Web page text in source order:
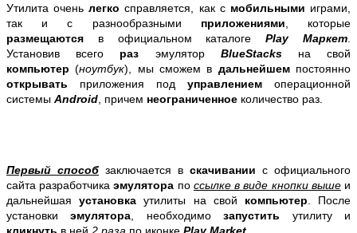
Утилита оченьлегкосправляется, как с мобильными играми,
так и с разнообразными приложениями , которые
размещаются в официальном каталогеPlay Маркет
Установив всего раз эмулятор BlueStacks на свой
компьютер(ноутбук), мы сможем в дальнейшем постоянно
открывать приложения под управлением операционной
системы Android , причем неограниченное количество раз.
Первый способ заключается в скачивании с официального
сайта разработчикаэмулятора по ссылке в виде кнопки вышеи
дальнейшаяустановкаутилиты на свой компьютер . После
установкиэмулятора необходимозапустить утилиту и